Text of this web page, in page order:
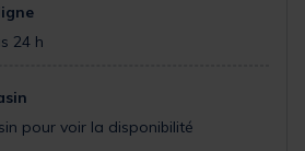
24 h
pour voir la disponibilité